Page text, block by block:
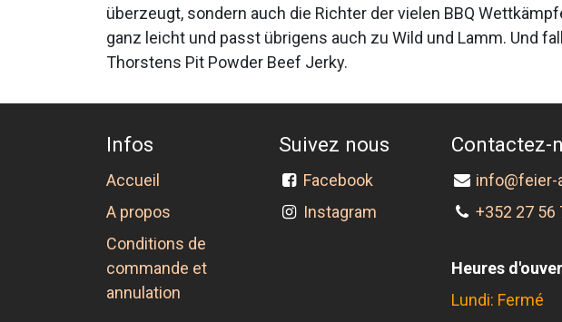
überzeugt, sondern auch die Richter der vielen BBQ
ganz leicht und passt übrigens auch zu Wild und Lamm. Und
Thorstens Pit Powder Beef Jerky.
Infos
Accueil
A propos
Conditions de
commande et
annulation
Suivez nous
Facebook
Instagram
Contactez-
info@feier-
+352 27 56
Heures
Lundi: Fermé